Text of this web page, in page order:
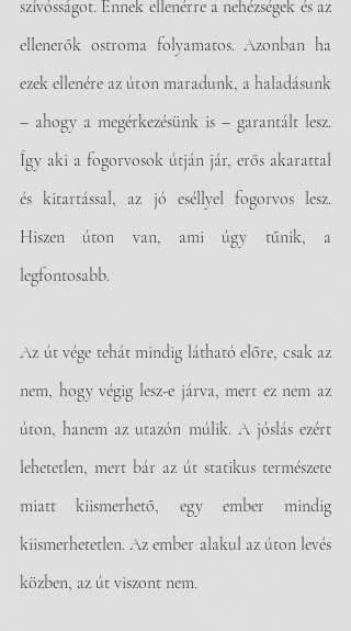
szívósságot. Ennek ellenérre a nehézségek és az
ellenerők ostroma folyamatos. Azonban ha
ezek ellenére az úton maradunk, a haladásunk
– ahogy a megérkezésünk is – garantált lesz.
Így aki a fogorvosok útján jár, erős akarattal
és kitartással, az jó eséllyel fogorvos lesz.
Hiszen úton van, ami úgy tűnik, a
legfontosabb.
Az út vége tehát mindig látható előre, csak az
nem, hogy végig lesz-e járva, mert ez nem az
úton, hanem az utazón múlik. A jóslás ezért
lehetetlen, mert bár az út statikus természete
miatt kiismerhető, egy ember mindig
kiismerhetetlen. Az ember alakul az úton levés
közben, az út viszont nem.